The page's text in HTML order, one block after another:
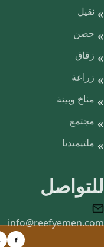
نقيل
حصن
زقاق
زراعة
مناخ وبيئة
مجتمع
ملتيميديا
للتواصل
info@reefyemen.com